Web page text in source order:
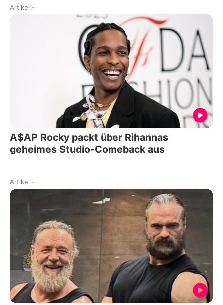
Artikel -
A$AP Rocky packt über Rihannas
geheimes Studio-Comeback aus
Artikel -